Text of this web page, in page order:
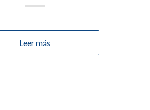
Leer más